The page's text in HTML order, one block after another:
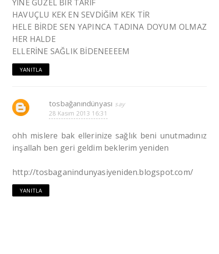
YİNE GÜZEL BİR TARİF
HAVUÇLU KEK EN SEVDİĞİM KEK TİR
HELE BİRDE SEN YAPINCA TADINA DOYUM OLMAZ
HER HALDE
ELLERİNE SAĞLIK BİDENEEEEM
YANITLA
tosbağanındünyası
28 Kasım 2013 16:31
ohh mislere bak ellerinize sağlık beni unutmadınız
inşallah ben geri geldim beklerim yeniden
http://tosbaganindunyasiyeniden.blogspot.com/
YANITLA